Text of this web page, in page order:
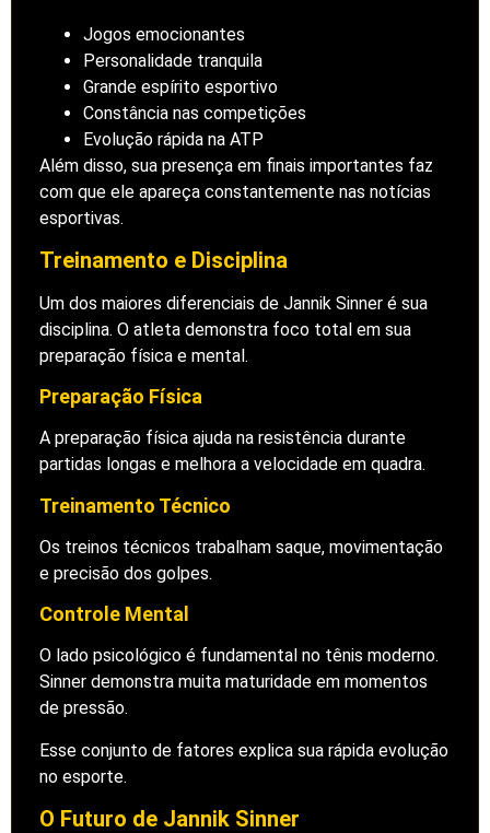
Jogos emocionantes
Personalidade tranquila
Grande espírito esportivo
Constância nas competições
Evolução rápida na ATP
Além disso, sua presença em finais importantes faz
com que ele apareça constantemente nas notícias
esportivas.
Treinamento e Disciplina
Um dos maiores diferenciais de Jannik Sinner é sua
disciplina. O atleta demonstra foco total em sua
preparação física e mental.
Preparação Física
A preparação física ajuda na resistência durante
partidas longas e melhora a velocidade em quadra.
Treinamento Técnico
Os treinos técnicos trabalham saque, movimentação
e precisão dos golpes.
Controle Mental
O lado psicológico é fundamental no tênis moderno.
Sinner demonstra muita maturidade em momentos
de pressão.
Esse conjunto de fatores explica sua rápida evolução
no esporte.
O Futuro de Jannik Sinner